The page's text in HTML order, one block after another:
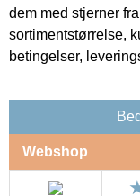
dem med stjerner
sortimentstørrelse,
betingelser,
Webshop